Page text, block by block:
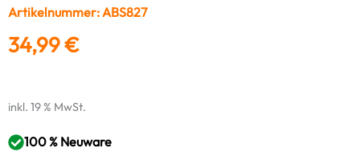
Artikelnummer: ABS827
34,99€
inkl. 19 % MwSt.
100 % Neuware